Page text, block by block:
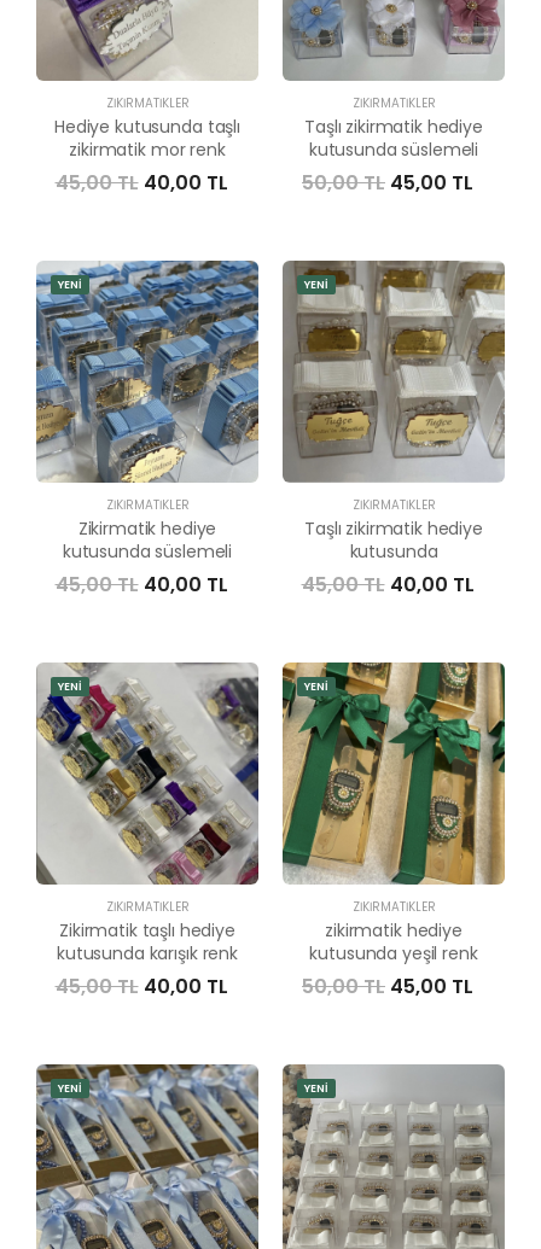
ZIKIRMATIKLER
Hediye kutusunda taşlı
zikirmatik mor renk
45,00 TL 40,00 TL
ZIKIRMATIKLER
Taşlı zikirmatik hediye
kutusunda süslemeli
50,00 TL 45,00 TL
YENİ
ZIKIRMATIKLER
Zikirmatik hediye
kutusunda süslemeli
45,00 TL 40,00 TL
YENİ
ZIKIRMATIKLER
Taşlı zikirmatik hediye
kutusunda
45,00 TL 40,00 TL
YENİ
ZIKIRMATIKLER
Zikirmatik taşlı hediye
kutusunda karışık renk
45,00 TL 40,00 TL
YENİ
ZIKIRMATIKLER
zikirmatik hediye
kutusunda yeşil renk
50,00 TL 45,00 TL
YENİ YENİ